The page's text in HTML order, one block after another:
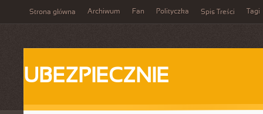
Strona główna Archiwum Fan Polityczka Spis Treści Tagi
UBEZPIECZNIE